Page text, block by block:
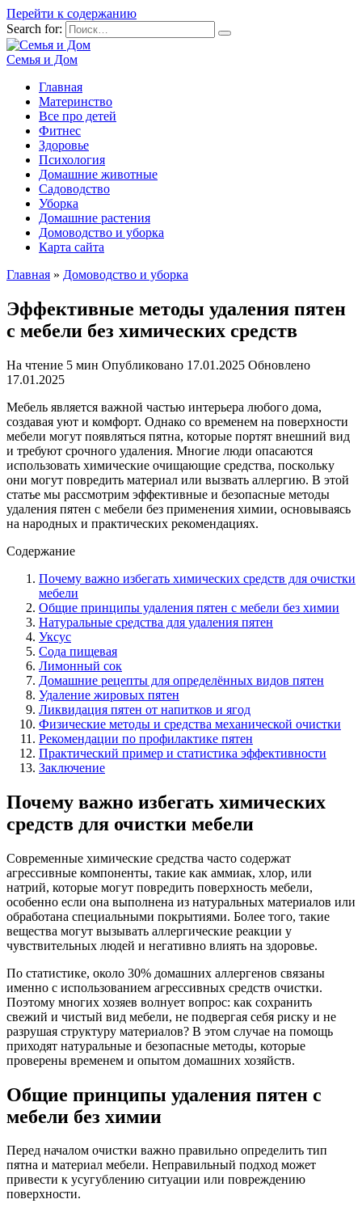
Перейти к содержанию
Search for:
Семья и Дом
Главная
Материнство
Все про детей
Фитнес
Здоровье
Психология
Домашние животные
Садоводство
Уборка
Домашние растения
Домоводство и уборка
Карта сайта
Главная » Домоводство и уборка
Эффективные методы удаления пятен
с мебели без химических средств
На чтение 5 мин Опубликовано 17.01.2025 Обновлено
17.01.2025
Мебель является важной частью интерьера любого дома,
создавая уют и комфорт. Однако со временем на поверхности
мебели могут появляться пятна, которые портят внешний вид
и требуют срочного удаления. Многие люди опасаются
использовать химические очищающие средства, поскольку
они могут повредить материал или вызвать аллергию. В этой
статье мы рассмотрим эффективные и безопасные методы
удаления пятен с мебели без применения химии, основываясь
на народных и практических рекомендациях.
Содержание
Почему важно избегать химических средств для очистки
мебели
Общие принципы удаления пятен с мебели без химии
Натуральные средства для удаления пятен
Уксус
Сода пищевая
Лимонный сок
Домашние рецепты для определённых видов пятен
Удаление жировых пятен
Ликвидация пятен от напитков и ягод
Физические методы и средства механической очистки
Рекомендации по профилактике пятен
Практический пример и статистика эффективности
Заключение
Почему важно избегать химических
средств для очистки мебели
Современные химические средства часто содержат
агрессивные компоненты, такие как аммиак, хлор, или
натрий, которые могут повредить поверхность мебели,
особенно если она выполнена из натуральных материалов или
обработана специальными покрытиями. Более того, такие
вещества могут вызывать аллергические реакции у
чувствительных людей и негативно влиять на здоровье.
По статистике, около 30% домашних аллергенов связаны
именно с использованием агрессивных средств очистки.
Поэтому многих хозяев волнует вопрос: как сохранить
свежий и чистый вид мебели, не подвергая себя риску и не
разрушая структуру материалов? В этом случае на помощь
приходят натуральные и безопасные методы, которые
проверены временем и опытом домашних хозяйств.
Общие принципы удаления пятен с
мебели без химии
Перед началом очистки важно правильно определить тип
пятна и материал мебели. Неправильный подход может
привести к усугублению ситуации или повреждению
поверхности.